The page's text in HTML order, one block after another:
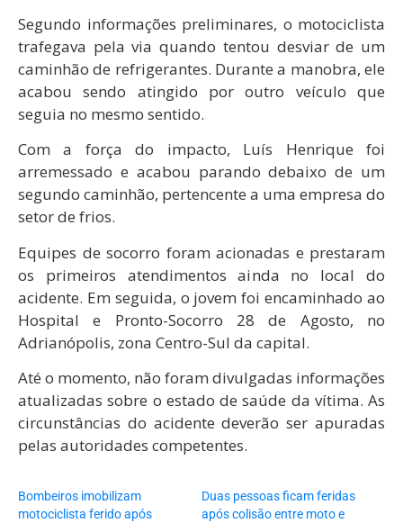
Segundo informações preliminares, o motociclista
trafegava pela via quando tentou desviar de um
caminhão de refrigerantes. Durante a manobra, ele
acabou sendo atingido por outro veículo que
seguia no mesmo sentido.
Com a força do impacto, Luís Henrique foi
arremessado e acabou parando debaixo de um
segundo caminhão, pertencente a uma empresa do
setor de frios.
Equipes de socorro foram acionadas e prestaram
os primeiros atendimentos ainda no local do
acidente. Em seguida, o jovem foi encaminhado ao
Hospital e Pronto-Socorro 28 de Agosto, no
Adrianópolis, zona Centro-Sul da capital.
Até o momento, não foram divulgadas informações
atualizadas sobre o estado de saúde da vítima. As
circunstâncias do acidente deverão ser apuradas
pelas autoridades competentes.
Bombeiros imobilizam
motociclista ferido após
Duas pessoas ficam feridas
após colisão entre moto e